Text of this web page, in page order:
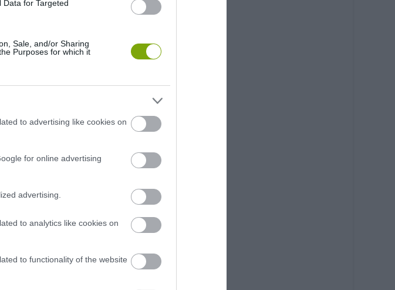
for Targeted
Sale, and/or Sharing
Purposes for which it
to advertising like cookies on
for online advertising
advertising.
to analytics like cookies on
to functionality of the website